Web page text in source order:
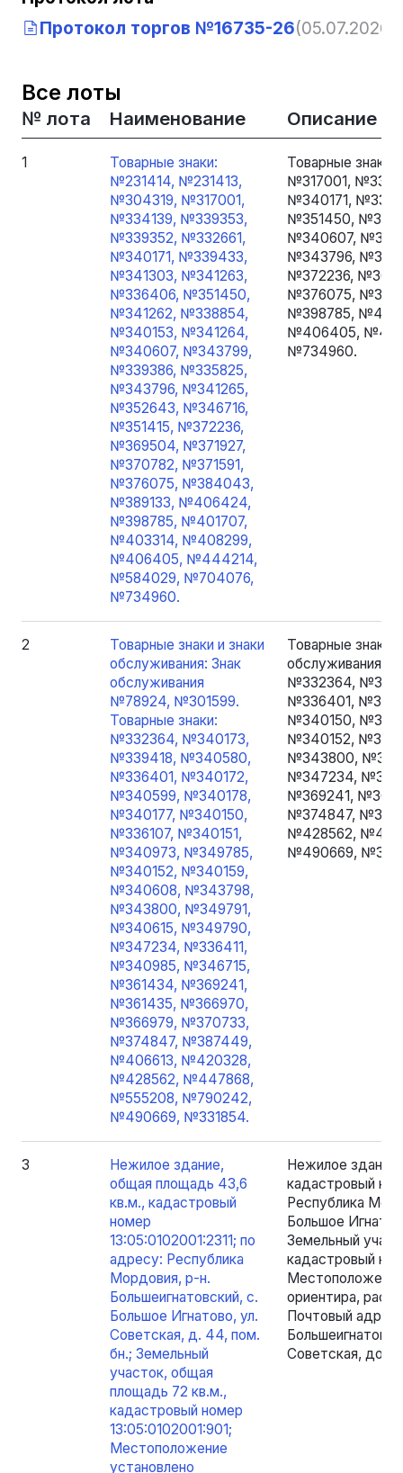
Протокол торгов №16735-26(05.07.2026,
Все лоты
№ лота Наименование Описание
1
Товарные знаки:
№231414, №231413,
№304319, №317001,
№334139, №339353,
№339352, №332661,
№340171, №339433,
№341303, №341263,
№336406, №351450,
№341262, №338854,
№340153, №341264,
№340607, №343799,
№339386, №335825,
№343796, №341265,
№352643, №346716,
№351415, №372236,
№369504, №371927,
№370782, №371591,
№376075, №384043,
№389133, №406424,
№398785, №401707,
№403314, №408299,
№406405, №444214,
№584029, №704076,
№734960.
Товарные
№317001,
№340171,
№351450,
№340607,
№343796,
№372236,
№376075,
№398785,
№406405,
№734960.
2
Товарные знаки и знаки
обслуживания: Знак
обслуживания
№78924, №301599.
Товарные знаки:
№332364, №340173,
№339418, №340580,
№336401, №340172,
№340599, №340178,
№340177, №340150,
№336107, №340151,
№340973, №349785,
№340152, №340159,
№340608, №343798,
№343800, №349791,
№340615, №349790,
№347234, №336411,
№340985, №346715,
№361434, №369241,
№361435, №366970,
№366979, №370733,
№374847, №387449,
№406613, №420328,
№428562, №447868,
№555208, №790242,
№490669, №331854.
Товарные знаки
обслуживания
№332364,
№336401,
№340150,
№340152,
№343800,
№347234,
№369241,
№374847,
№428562,
№490669,
3
Нежилое здание,
общая площадь 43,6
кв.м., кадастровый
номер
13:05:0102001:2311; по
адресу: Республика
Мордовия, р-н.
Большеигнатовский, с.
Большое Игнатово, ул.
Советская, д. 44, пом.
бн.; Земельный
участок, общая
площадь 72 кв.м.,
кадастровый номер
13:05:0102001:901;
Местоположение
установлено
Нежилое
кадастровый
Республика
Большое
Земельный
кадастровый
ориентира,
Почтовый адрес
Советская, дом